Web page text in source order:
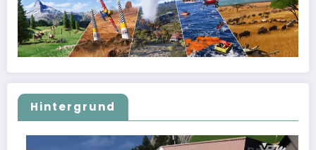
Hintergrund